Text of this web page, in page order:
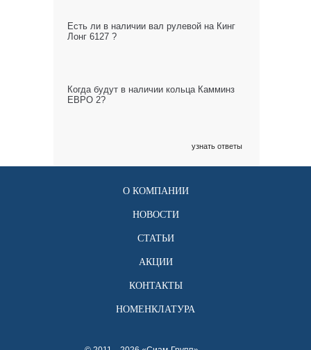
Есть ли в наличии вал рулевой на Кинг
Лонг 6127 ?
Когда будут в наличии кольца Камминз
ЕВРО 2?
узнать ответы
О КОМПАНИИ
НОВОСТИ
СТАТЬИ
АКЦИИ
КОНТАКТЫ
НОМЕНКЛАТУРА